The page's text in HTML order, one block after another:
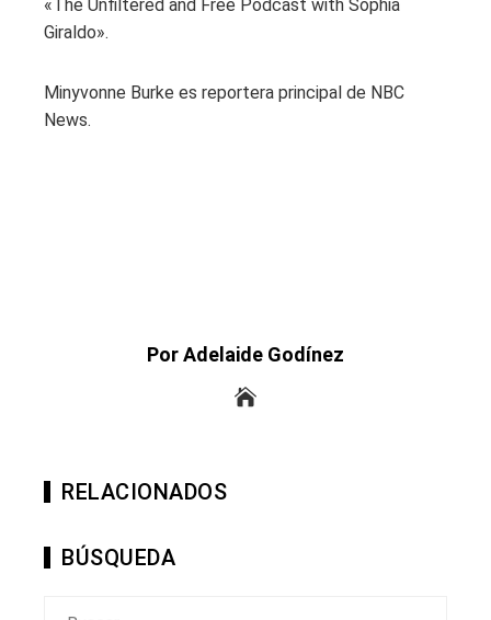
«The Unfiltered and Free Podcast with Sophia
Giraldo».
Minyvonne Burke es reportera principal de NBC
News.
Por Adelaide Godínez
RELACIONADOS
BÚSQUEDA